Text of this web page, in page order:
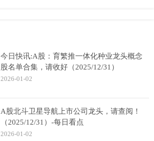
今日快讯:A股：育繁推一体化种业龙头概念
股名单合集，请收好（2025/12/31）
2026-01-02
A股北斗卫星导航上市公司龙头，请查阅！
（2025/12/31）-每日看点
2026-01-02